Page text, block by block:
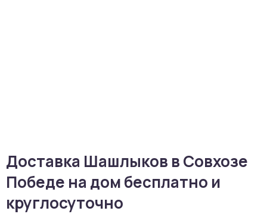
Доставка Шашлыков в Совхозе
Победе на дом бесплатно и
круглосуточно